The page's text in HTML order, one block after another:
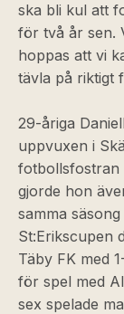
ska bli kul att
för två år sen.
hoppas att vi
tävla på riktigt
29-åriga
uppvuxen i
fotbollsfostran
gjorde hon
samma
St:Erikscupen
Täby FK med
för spel med
sex spelade